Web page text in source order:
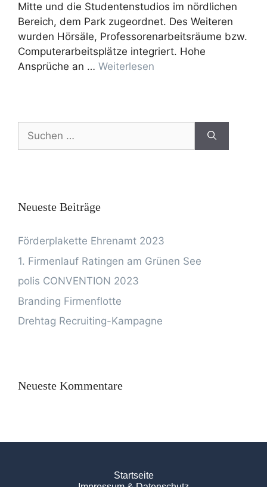
Mitte und die Studentenstudios im nördlichen
Bereich, dem Park zugeordnet. Des Weiteren
wurden Hörsäle, Professorenarbeitsräume bzw.
Computerarbeitsplätze integriert. Hohe
Ansprüche an … Weiterlesen
Neueste Beiträge
Förderplakette Ehrenamt 2023
1. Firmenlauf Ratingen am Grünen See
polis CONVENTION 2023
Branding Firmenflotte
Drehtag Recruiting-Kampagne
Neueste Kommentare
Startseite